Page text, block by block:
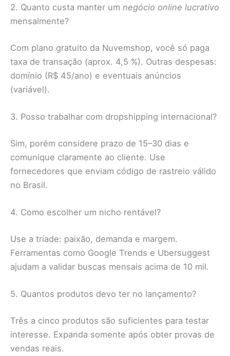
2. Quanto custa manter um negócio online lucrativo
mensalmente?
Com plano gratuito da Nuvemshop, você só paga
taxa de transação (aprox. 4,5 %). Outras despesas:
domínio (R$ 45/ano) e eventuais anúncios
(variável).
3. Posso trabalhar com dropshipping internacional?
Sim, porém considere prazo de 15–30 dias e
comunique claramente ao cliente. Use
fornecedores que enviam código de rastreio válido
no Brasil.
4. Como escolher um nicho rentável?
Use a tríade: paixão, demanda e margem.
Ferramentas como Google Trends e Ubersuggest
ajudam a validar buscas mensais acima de 10 mil.
5. Quantos produtos devo ter no lançamento?
Três a cinco produtos são suficientes para testar
interesse. Expanda somente após obter provas de
vendas reais.